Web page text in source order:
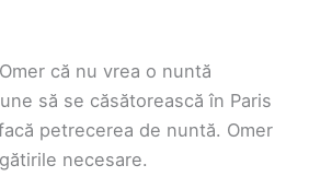
că nu vrea o nuntă
să se căsătorească în Paris
petrecerea de nuntă. Omer
necesare.